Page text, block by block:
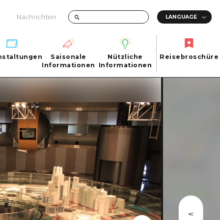
Nachrichten
City
Saisonale
Informationen
Nützliche
Informationen
FAQs
Foto-Download
Transportinformationen bei Katastrophen
Reisebroschüre